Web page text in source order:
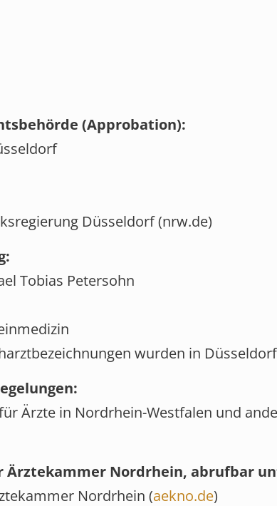
(Approbation):
Düsseldorf (nrw.de)
Tobias Petersohn
wurden in
Ärzte in Nordrhein-Westfalen und
Ärztekammer Nordrhein, abrufbar
Nordrhein (aekno.de)